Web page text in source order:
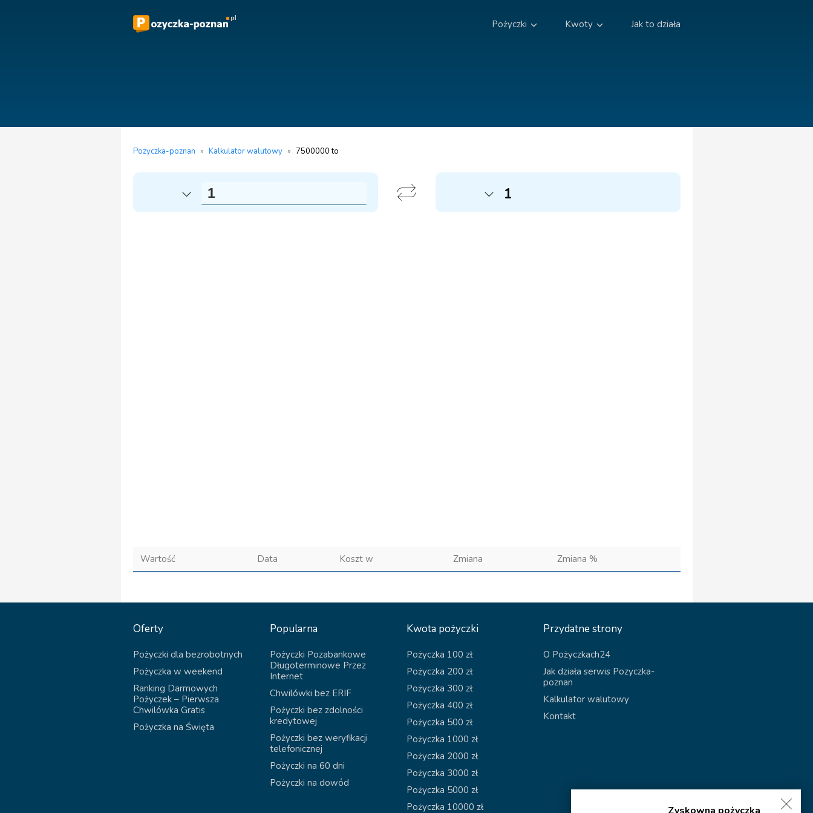
Pożyczki Kwoty Jak to działa
Pozyczka-poznan » Kalkulator walutowy » 7500000 to
1
Wartość Data Koszt w Zmiana Zmiana %
Oferty
Pożyczki dla bezrobotnych
Pożyczka w weekend
Ranking Darmowych
Pożyczek – Pierwsza
Chwilówka Gratis
Pożyczka na Święta
Popularna
Pożyczki Pozabankowe
Długoterminowe Przez
Internet
Chwilówki bez ERIF
Pożyczki bez zdolności
kredytowej
Pożyczki bez weryfikacji
telefonicznej
Pożyczki na 60 dni
Pożyczki na dowód
Kwota pożyczki
Pożyczka 100 zł
Pożyczka 200 zł
Pożyczka 300 zł
Pożyczka 400 zł
Pożyczka 500 zł
Pożyczka 1000 zł
Pożyczka 2000 zł
Pożyczka 3000 zł
Pożyczka 5000 zł
Pożyczka 10000 zł
Przydatne strony
O Pożyczkach24
Jak działa serwis Pozyczka-
poznan
Kalkulator walutowy
Kontakt